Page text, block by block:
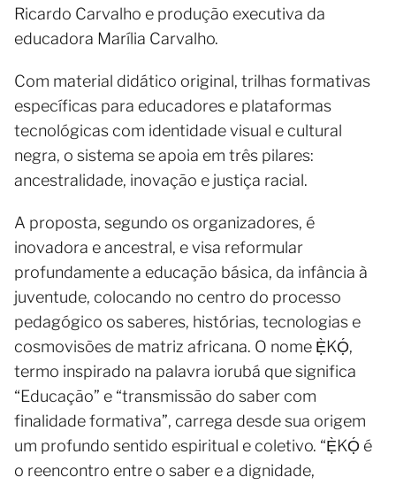
Ricardo Carvalho e produção executiva da
educadora Marília Carvalho.
Com material didático original, trilhas formativas
específicas para educadores e plataformas
tecnológicas com identidade visual e cultural
negra, o sistema se apoia em três pilares:
ancestralidade, inovação e justiça racial.
A proposta, segundo os organizadores, é
inovadora e ancestral, e visa reformular
profundamente a educação básica, da infância à
juventude, colocando no centro do processo
pedagógico os saberes, histórias, tecnologias e
cosmovisões de matriz africana. O nome Ẹ̀KỌ́,
termo inspirado na palavra iorubá que significa
“Educação” e “transmissão do saber com
finalidade formativa”, carrega desde sua origem
um profundo sentido espiritual e coletivo. “Ẹ̀KỌ́ é
o reencontro entre o saber e a dignidade,